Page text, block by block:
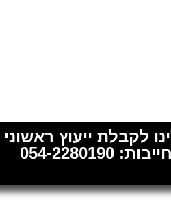
לקבלת ייעוץ ראשוני
2280190